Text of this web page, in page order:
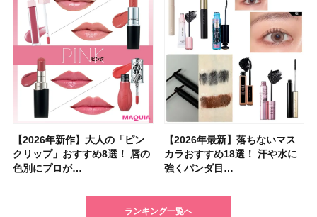
【2026年新作】大人の「ピン
クリップ」おすすめ8選！ 唇の
色別にプロが…
【2026年最新】落ちないマス
カラおすすめ18選！ 汗や水に
強くパンダ目…
【クリスマスコフレ2026】ク
リニークのホリデーコフレを一
挙紹介！ 人気…
【2026夏】「大人のニキビケ
ア」ランキングTOP5！＜マキ
アビューティ…
【2026年最新】落ちないマス
カラおすすめ18選！ 汗や水に
強くパンダ目…
シャネルの新作リップ「ルージ
ュ ココ イドゥラ グロス」全15
色スウォッ…
【石井美保さん・50歳のボディ
ケア愛用品16選】首・手・バス
トのパーツケ…
【ニベア】美容液リップクリー
ム＆ボディスクラブが新登場！
大人気の色付き…
【石井美保さんのおすすめお菓
子＆お茶10選】手土産にもぴっ
たり
【40代以上におすすめのプロテ
イン10選】美と健康に不可欠な
タンパク質を…
【2026年夏】小顔に見えるボ
ブの髪型37選！ レイヤー・切
りっぱなしな…
【最新】髪のうねり・広がり・
くせ毛におすすめのシャンプー
17選
【ILLIT（アイリット）ライブ
レポ】TOYOTA ARENA
TOKY…
【無印良品】スキンケア×衣料
素材の最強タッグで実現！ 着
るだけで保湿でき…
【ルナソルアイシャドウ】アイ
カラーレーションN新色・限定
色をイエベ・ブ…
ツヤ好きの人生チーク！エナモ
ル メロウメルティングチーク
限定〈102 ロ…
ランキング一覧へ